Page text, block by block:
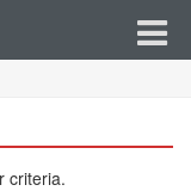
criteria.